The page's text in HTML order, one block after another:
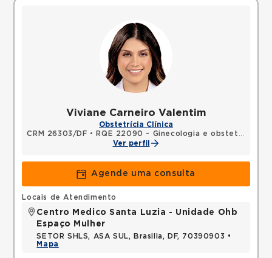
Viviane Carneiro Valentim
Obstetrícia Clínica
CRM 26303/DF •
RQE 22090 - Ginecologia e obstetrícia
Ver perfil
Agende uma consulta
Locais de Atendimento
Centro Medico Santa Luzia - Unidade Ohb
Espaço Mulher
SETOR SHLS, ASA SUL, Brasilia, DF, 70390903 •
Mapa